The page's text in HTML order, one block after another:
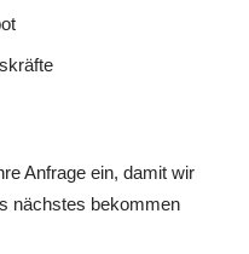
Anfrage ein, damit wir
nächstes bekommen